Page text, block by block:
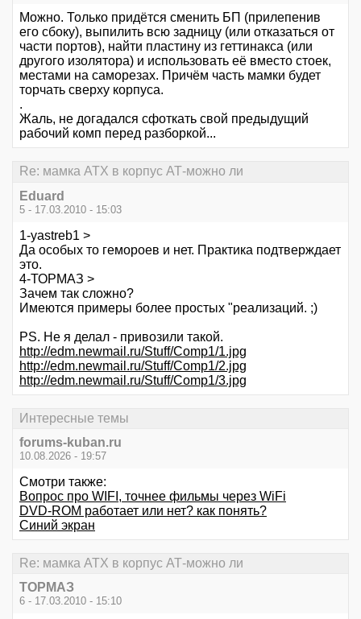
Можно. Только придётся сменить БП (прилепенив
его сбоку), выпилить всю задницу (или отказаться от
части портов), найти пластину из геттинакса (или
другого изолятора) и использовать её вместо стоек,
местами на саморезах. Причём часть мамки будет
торчать сверху корпуса.
.
Жаль, не догадался сфоткать свой предыдущий
рабочий комп перед разборкой...
Re: мамка АТХ в корпус АТ-можно ли
Eduard
5 - 17.03.2010 - 15:03
1-yastreb1 >
Да особых то гемороев и нет. Практика подтверждает
это.
4-ТОРМАЗ >
Зачем так сложно?
Имеются примеры более простых "реализаций. ;)
PS. Не я делал - привозили такой.
http://edm.newmail.ru/Stuff/Comp1/1.jpg
http://edm.newmail.ru/Stuff/Comp1/2.jpg
http://edm.newmail.ru/Stuff/Comp1/3.jpg
Интересные темы
forums-kuban.ru
10.08.2026 - 19:57
Смотри также:
Вопрос про WIFI, точнее фильмы через WiFi
DVD-ROM работает или нет? как понять?
Синий экран
Re: мамка АТХ в корпус АТ-можно ли
ТОРМАЗ
6 - 17.03.2010 - 15:10